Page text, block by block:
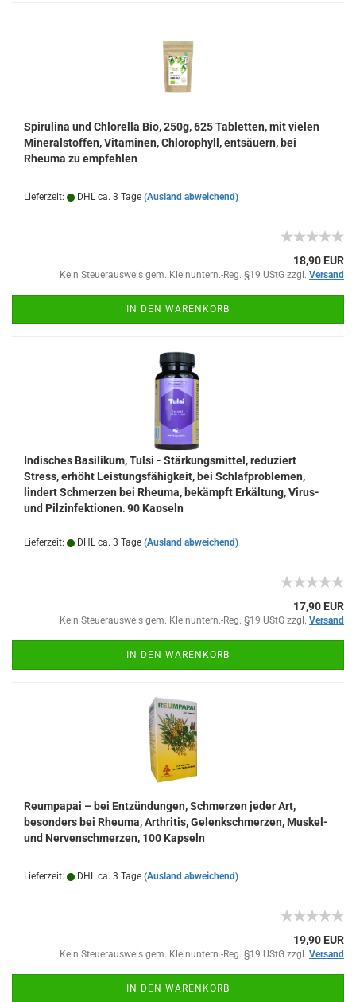
Spirulina und Chlorella Bio, 250g, 625 Tabletten, mit vielen
Mineralstoffen, Vitaminen, Chlorophyll, entsäuern, bei
Rheuma zu empfehlen
Lieferzeit: DHL ca. 3 Tage (Ausland abweichend)
18,90 EUR
Kein Steuerausweis gem. Kleinuntern.-Reg. §19 UStG zzgl. Versand
IN DEN WARENKORB
Indisches Basilikum, Tulsi - Stärkungsmittel, reduziert
Stress, erhöht Leistungsfähigkeit, bei Schlafproblemen,
lindert Schmerzen bei Rheuma, bekämpft Erkältung, Virus-
und Pilzinfektionen, 90 Kapseln
Lieferzeit: DHL ca. 3 Tage (Ausland abweichend)
17,90 EUR
Kein Steuerausweis gem. Kleinuntern.-Reg. §19 UStG zzgl. Versand
IN DEN WARENKORB
Reumpapai – bei Entzündungen, Schmerzen jeder Art,
besonders bei Rheuma, Arthritis, Gelenkschmerzen, Muskel-
und Nervenschmerzen, 100 Kapseln
Lieferzeit: DHL ca. 3 Tage (Ausland abweichend)
19,90 EUR
Kein Steuerausweis gem. Kleinuntern.-Reg. §19 UStG zzgl. Versand
IN DEN WARENKORB